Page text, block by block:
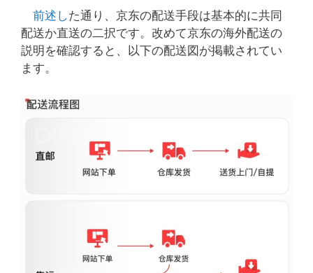
前述した通り、京东の配送手段は基本的に共同
配送か直送の二択です。改めて京东の海外配送の
説明を確認すると、以下の配送図が掲載されてい
ます。